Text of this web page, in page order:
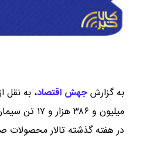
به گزارشجهش اقتصاد، به نقل
میلیون و ۳۸۶ هزار و ۱۷ تن سیمان به ارزش ۴.۸ هزار میلیارد تومان فروخته شد.